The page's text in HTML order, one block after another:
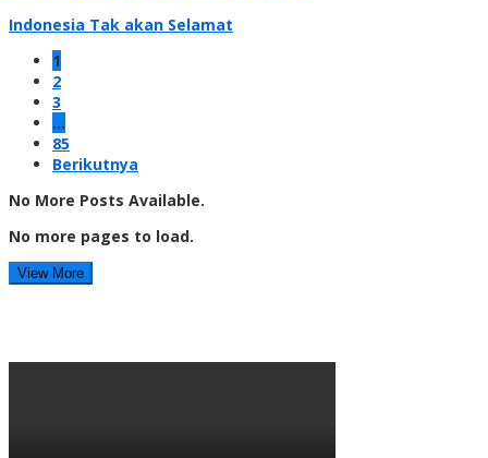
Indonesia Tak akan Selamat
1
2
3
…
85
Berikutnya
No More Posts Available.
No more pages to load.
View More